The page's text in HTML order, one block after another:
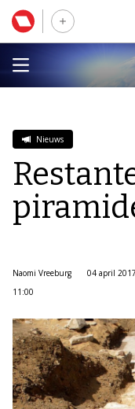
Nieuws
Naomi Vreeburg
04 april 2017
11:00